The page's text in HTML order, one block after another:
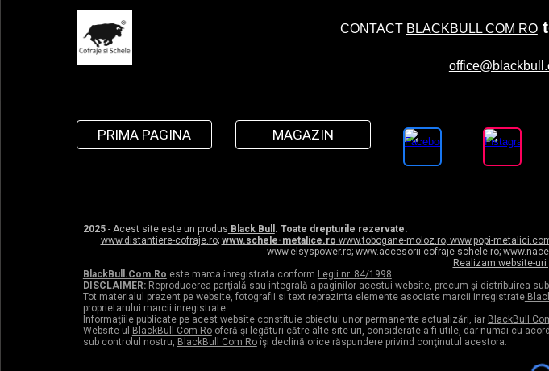
CONTACT BLACKBULL COM RO
PRIMA PAGINA MAGAZIN
2025- Acest site este un produs Black Bull . Toate drepturile rezervate.
www.distantiere-cofraje.ro; www.schele-metalice.ro www.tobogane-moloz.ro;www.popi-
www.elsyspower.ro; www.accesorii-cofraje-schele.ro;
Realizam website-
BlackBull.Com.Ro este marca inregistrata conform Legii nr. 84/1998.
DISCLAIMER:Reproducerea parţială sau integrală a paginilor acestui website, precum şi distribuirea
Tot materialul prezent pe website, fotografii si text reprezinta elemente asociate marcii inregistrate
proprietarului marcii inregistrate.
Informaţiile publicate pe acest website constituie obiectul unor permanente actualizări, iar BlackBull
Website-ul
BlackBull Com Rooferă şi legături către alte site-uri, considerate a fi utile, dar numai cu
sub controlul nostru, BlackBull Com Roîşi declină orice răspundere privind conţinutul acestora.